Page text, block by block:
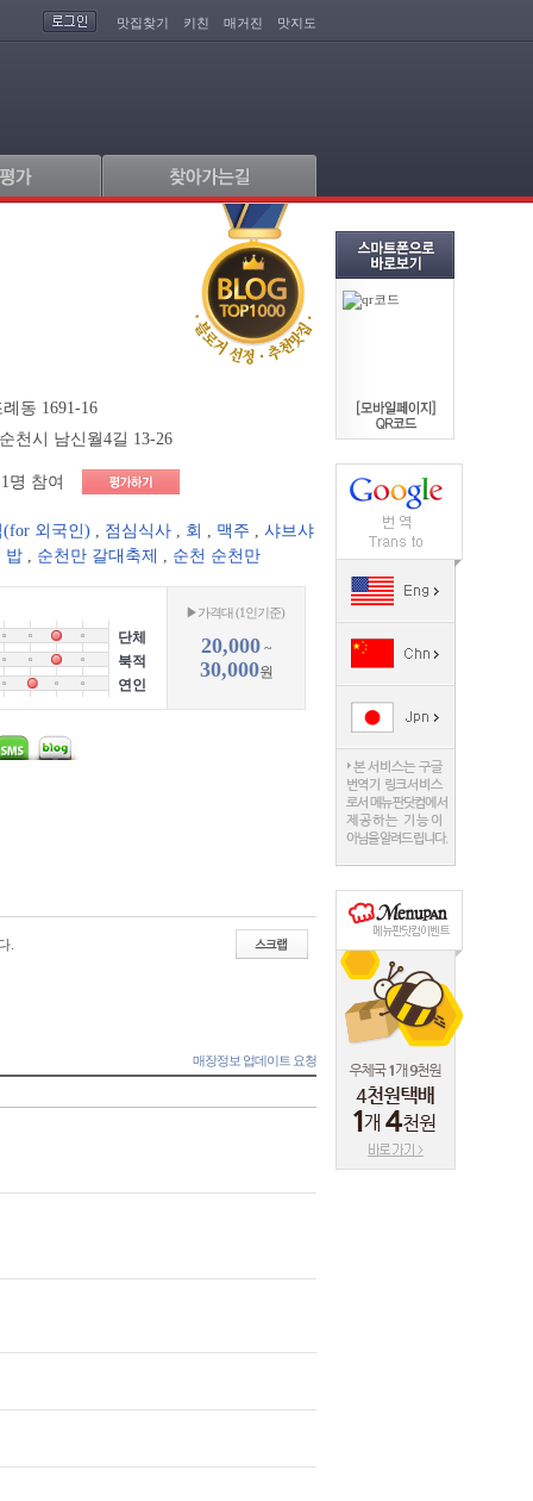
맛집찾기 키친 매거진 맛지도
동 1691-16
천시 남신월4길 13-26
1명 참여
외국인) , 점심식사 , 회 , 맥주 , 샤브샤
밥 , 순천만 갈대축제 , 순천 순천만
단체
북적
연인
▶가격대 (1인기준)
20,000~
30,000원
.
매장정보 업데이트 요청